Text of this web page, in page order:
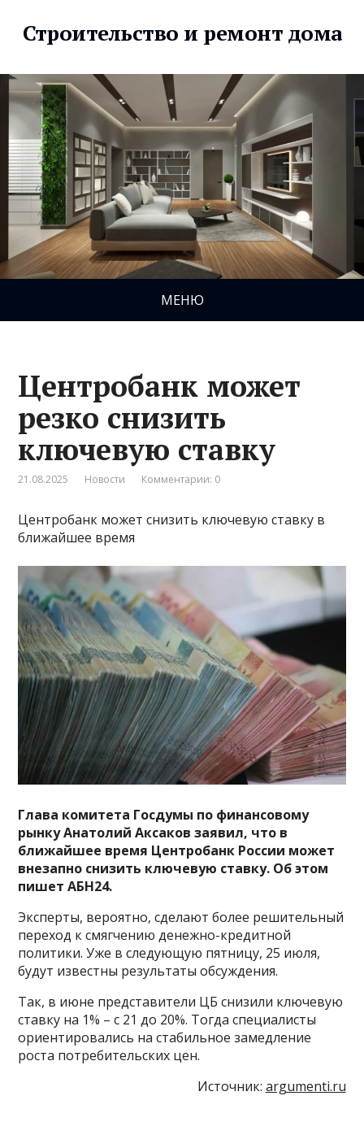
Строительство и ремонт дома
МЕНЮ
Центробанк может
резко снизить
ключевую ставку
21.08.2025 Новости Комментарии: 0
Центробанк может снизить ключевую ставку в
ближайшее время
Глава комитета Госдумы по финансовому
рынку Анатолий Аксаков заявил, что в
ближайшее время Центробанк России может
внезапно снизить ключевую ставку. Об этом
пишет АБН24.
Эксперты, вероятно, сделают более решительный
переход к смягчению денежно-кредитной
политики. Уже в следующую пятницу, 25 июля,
будут известны результаты обсуждения.
Так, в июне представители ЦБ снизили ключевую
ставку на 1% – с 21 до 20%. Тогда специалисты
ориентировались на стабильное замедление
роста потребительских цен.
Источник: argumenti.ru